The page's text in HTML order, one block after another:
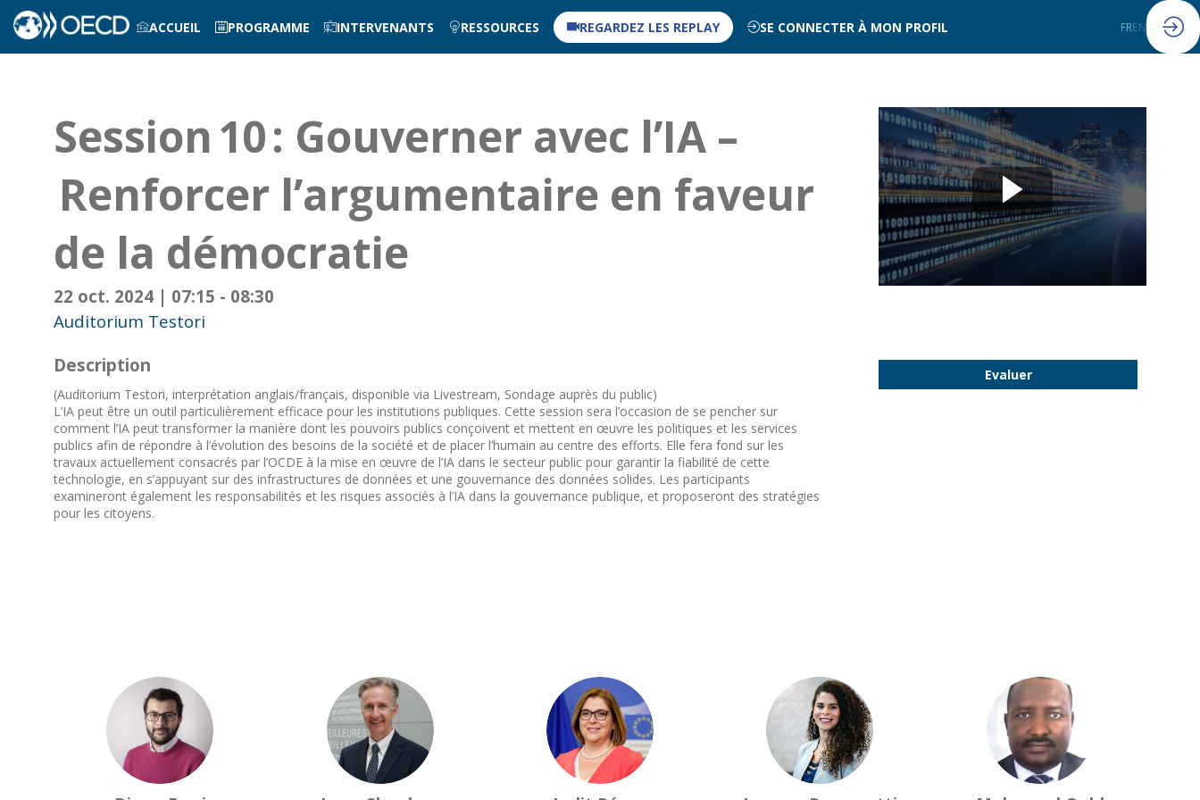
ACCUEIL PROGRAMME INTERVENANTS RESSOURCES REGARDEZ LES REPLAY SE CONNECTER À MON PROFIL FREN
Session 10 : Gouverner avec l’IA –
Renforcer l’argumentaire en faveur
de la démocratie
22 oct. 2024 | 07:15 - 08:30
Auditorium Testori
Evaluer
Description
(Auditorium Testori, interprétation anglais/français, disponible via Livestream, Sondage auprès du public)
L’IA peut être un outil particulièrement efficace pour les institutions publiques. Cette session sera l’occasion de se pencher sur
comment l’IA peut transformer la manière dont les pouvoirs publics conçoivent et mettent en œuvre les politiques et les services
publics afin de répondre à l’évolution des besoins de la société et de placer l’humain au centre des efforts. Elle fera fond sur les
travaux actuellement consacrés par l’OCDE à la mise en œuvre de l’IA dans le secteur public pour garantir la fiabilité de cette
technologie, en s’appuyant sur des infrastructures de données et une gouvernance des données solides. Les participants
examineront également les responsabilités et les risques associés à l’IA dans la gouvernance publique, et proposeront des stratégies
pour les citoyens.
DF JS JR LR MOS